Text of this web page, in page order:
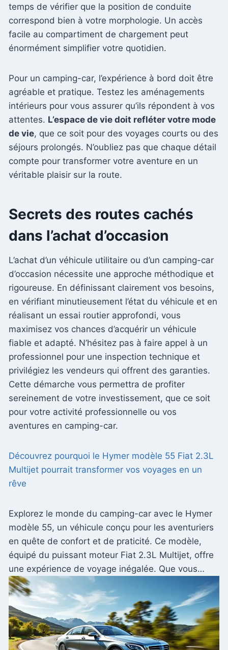
temps de vérifier que la position de conduite
correspond bien à votre morphologie. Un accès
facile au compartiment de chargement peut
énormément simplifier votre quotidien.
Pour un camping-car, l’expérience à bord doit être
agréable et pratique. Testez les aménagements
intérieurs pour vous assurer qu’ils répondent à vos
attentes. L’espace de vie doit refléter votre mode
de vie, que ce soit pour des voyages courts ou des
séjours prolongés. N’oubliez pas que chaque détail
compte pour transformer votre aventure en un
véritable plaisir sur la route.
Secrets des routes cachés
dans l’achat d’occasion
L’achat d’un véhicule utilitaire ou d’un camping-car
d’occasion nécessite une approche méthodique et
rigoureuse. En définissant clairement vos besoins,
en vérifiant minutieusement l’état du véhicule et en
réalisant un essai routier approfondi, vous
maximisez vos chances d’acquérir un véhicule
fiable et adapté. N’hésitez pas à faire appel à un
professionnel pour une inspection technique et
privilégiez les vendeurs qui offrent des garanties.
Cette démarche vous permettra de profiter
sereinement de votre investissement, que ce soit
pour votre activité professionnelle ou vos
aventures en camping-car.
Découvrez pourquoi le Hymer modèle 55 Fiat 2.3L
Multijet pourrait transformer vos voyages en un
rêve
Explorez le monde du camping-car avec le Hymer
modèle 55, un véhicule conçu pour les aventuriers
en quête de confort et de praticité. Ce modèle,
équipé du puissant moteur Fiat 2.3L Multijet, offre
une expérience de voyage inégalée. Que vous…